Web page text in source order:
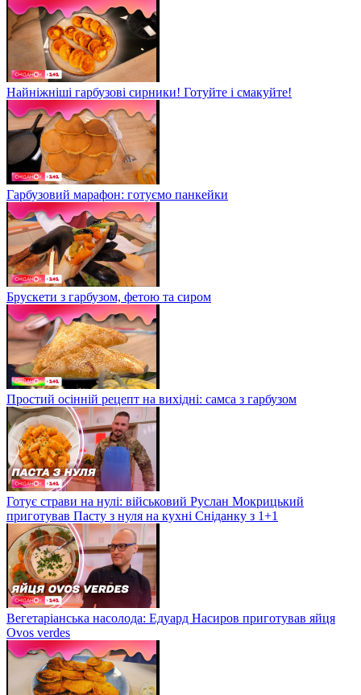
Найніжніші гарбузові сирники! Готуйте і смакуйте!
Гарбузовий марафон: готуємо панкейки
Брускети з гарбузом, фетою та сиром
Простий осінній рецепт на вихідні: самса з гарбузом
Готує страви на нулі: військовий Руслан Мокрицький
приготував Пасту з нуля на кухні Сніданку з 1+1
Вегетаріанська насолода: Едуард Насиров приготував яйця
Ovos verdes